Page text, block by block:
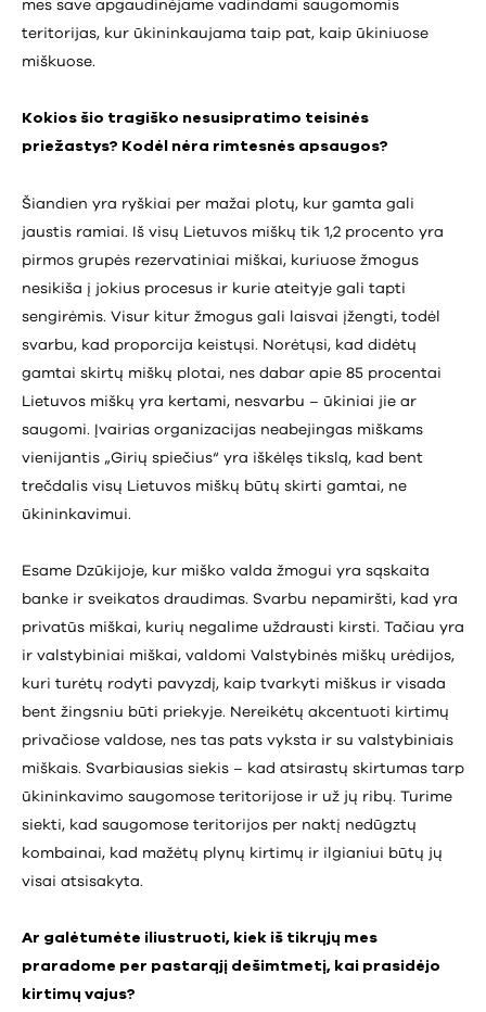
mes save apgaudinėjame vadindami saugomomis
teritorijas, kur ūkininkaujama taip pat, kaip ūkiniuose
miškuose.
Kokios šio tragiško nesusipratimo teisinės
priežastys? Kodėl nėra rimtesnės apsaugos?
Šiandien yra ryškiai per mažai plotų, kur gamta gali
jaustis ramiai. Iš visų Lietuvos miškų tik 1,2 procento yra
pirmos grupės rezervatiniai miškai, kuriuose žmogus
nesikiša į jokius procesus ir kurie ateityje gali tapti
sengirėmis. Visur kitur žmogus gali laisvai įžengti, todėl
svarbu, kad proporcija keistųsi. Norėtųsi, kad didėtų
gamtai skirtų miškų plotai, nes dabar apie 85 procentai
Lietuvos miškų yra kertami, nesvarbu – ūkiniai jie ar
saugomi. Įvairias organizacijas neabejingas miškams
vienijantis „Girių spiečius“ yra iškėlęs tikslą, kad bent
trečdalis visų Lietuvos miškų būtų skirti gamtai, ne
ūkininkavimui.
Esame Dzūkijoje, kur miško valda žmogui yra sąskaita
banke ir sveikatos draudimas. Svarbu nepamiršti, kad yra
privatūs miškai, kurių negalime uždrausti kirsti. Tačiau yra
ir valstybiniai miškai, valdomi Valstybinės miškų urėdijos,
kuri turėtų rodyti pavyzdį, kaip tvarkyti miškus ir visada
bent žingsniu būti priekyje. Nereikėtų akcentuoti kirtimų
privačiose valdose, nes tas pats vyksta ir su valstybiniais
miškais. Svarbiausias siekis – kad atsirastų skirtumas tarp
ūkininkavimo saugomose teritorijose ir už jų ribų. Turime
siekti, kad saugomose teritorijos per naktį nedūgztų
kombainai, kad mažėtų plynų kirtimų ir ilgianiui būtų jų
visai atsisakyta.
Ar galėtumėte iliustruoti, kiek iš tikrųjų mes
praradome per pastarąjį dešimtmetį, kai prasidėjo
kirtimų vajus?